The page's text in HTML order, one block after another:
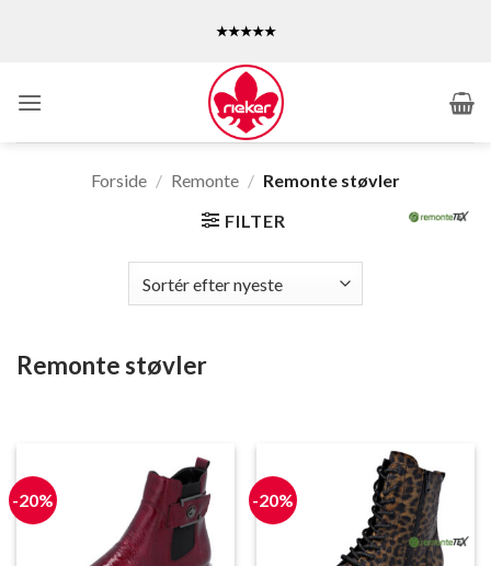
★★★★★
Forside / Remonte / Remonte støvler
FILTER
Remonte støvler
-20% -20%